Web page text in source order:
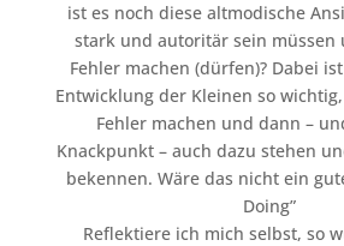
ist es noch diese altmodische
stark und autoritär sein müssen
Fehler machen (dürfen)? Dabei
Entwicklung der Kleinen so
Fehler machen und dann –
Knackpunkt – auch dazu stehen
bekennen. Wäre das nicht ein
Doing”
Reflektiere ich mich selbst, so